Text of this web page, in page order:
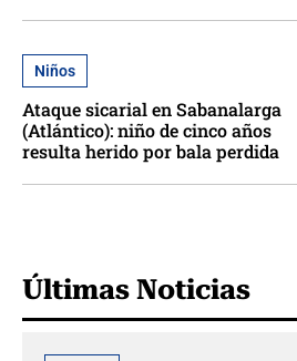
Niños
Ataque sicarial en Sabanalarga
(Atlántico): niño de cinco años
resulta herido por bala perdida
Últimas Noticias